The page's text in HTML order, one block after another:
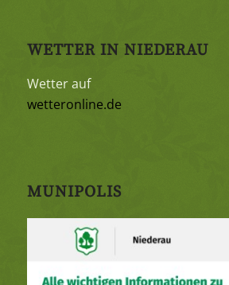
WETTER IN NIEDERAU
Wetter auf
wetteronline.de
MUNIPOLIS